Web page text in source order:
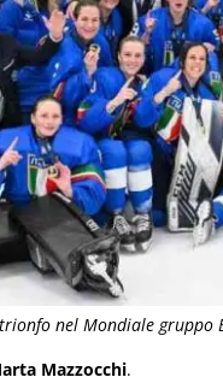
nel Mondiale gruppo
Mazzocchi.